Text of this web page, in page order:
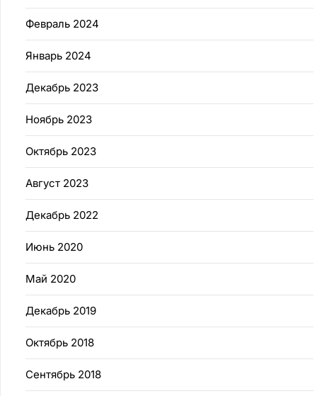
Февраль 2024
Январь 2024
Декабрь 2023
Ноябрь 2023
Октябрь 2023
Август 2023
Декабрь 2022
Июнь 2020
Май 2020
Декабрь 2019
Октябрь 2018
Сентябрь 2018